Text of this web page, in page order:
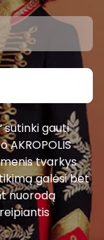
sutinki gauti
AKROPOLIS
tvarkys
galėsi bet
nuorodą